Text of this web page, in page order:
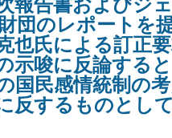
団のレポートを
也氏による訂正
示唆に反論する
国民感情統制の
反するものとし